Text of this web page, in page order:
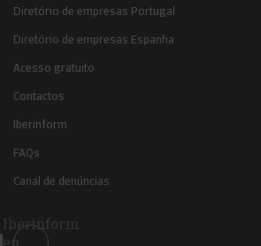
Diretório de empresas Portugal
Diretório de empresas Espanha
Acesso gratuito
Contactos
Iberinform
FAQs
Canal de denúncias
Iberinform